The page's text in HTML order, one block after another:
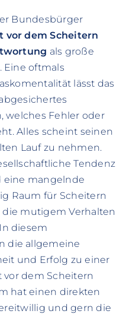
Bundesbürger
vor dem Scheitern
als große
Eine oftmals
lässt das
welches Fehler oder
Alles scheint seinen
Lauf zu nehmen.
Tendenz
mangelnde
Raum für Scheitern
die mutigem Verhalten
diesem
die allgemeine
und Erfolg zu einer
dem Scheitern
hat einen direkten
und gern die